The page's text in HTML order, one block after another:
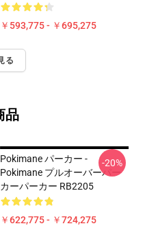
￥593,775 - ￥695,275
る
品
Pokimane パーカー -
Pokimane プルオーバーパー
カーパーカー RB2205
￥622,775 - ￥724,275
-20%